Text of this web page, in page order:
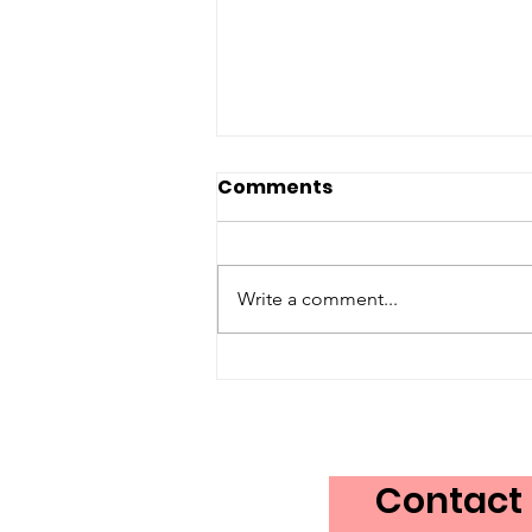
Day in Canada
Comments
Write a comment...
Contact